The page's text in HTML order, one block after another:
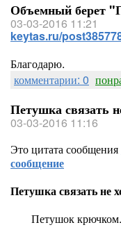
Объемный берет
03-03-2016 11:21
keytas.ru/
Благодарю.
комментарии: 0
Петушка связать
03-03-2016 11:16
Это цитата сообщения
сообщение
Петушка связать не
Петушок